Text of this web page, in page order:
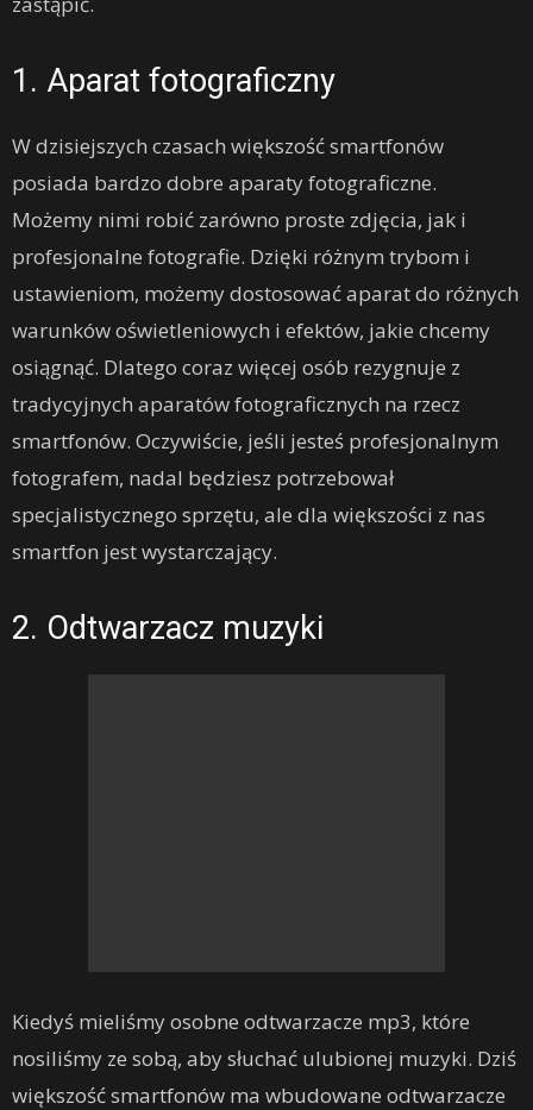
1. Aparat fotograficzny
W dzisiejszych czasach większość smartfonów
posiada bardzo dobre aparaty fotograficzne.
Możemy nimi robić zarówno proste zdjęcia, jak i
profesjonalne fotografie. Dzięki różnym trybom i
ustawieniom, możemy dostosować aparat do różnych
warunków oświetleniowych i efektów, jakie chcemy
osiągnąć. Dlatego coraz więcej osób rezygnuje z
tradycyjnych aparatów fotograficznych na rzecz
smartfonów. Oczywiście, jeśli jesteś profesjonalnym
fotografem, nadal będziesz potrzebował
specjalistycznego sprzętu, ale dla większości z nas
smartfon jest wystarczający.
2. Odtwarzacz muzyki
Kiedyś mieliśmy osobne odtwarzacze mp3, które
nosiliśmy ze sobą, aby słuchać ulubionej muzyki. Dziś
większość smartfonów ma wbudowane odtwarzacze